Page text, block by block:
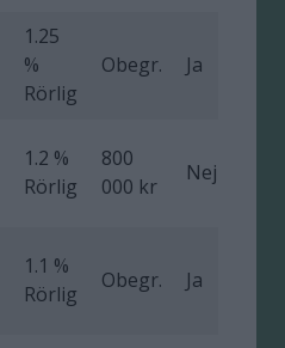
1.25
%
Rörlig
Obegr. Ja
1.2 %
Rörlig
800
000 kr
Nej
1.1 %
Rörlig
Obegr. Ja